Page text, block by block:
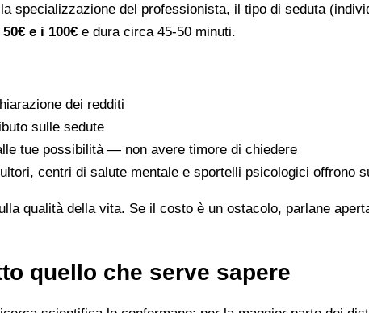
specializzazione del professionista, il tipo di seduta
50€ e i 100€ e dura circa 45-50 minuti.
dei redditi
sulle sedute
tue possibilità — non avere timore di chiedere
centri di salute mentale e sportelli psicologici offrono
qualità della vita. Se il costo è un ostacolo, parlane
quello che serve sapere